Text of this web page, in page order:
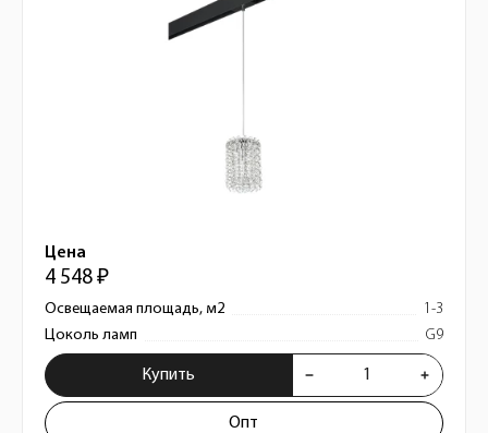
Цена
4 548 ₽
Освещаемая площадь, м2
1-3
Цоколь ламп
G9
Купить
Опт